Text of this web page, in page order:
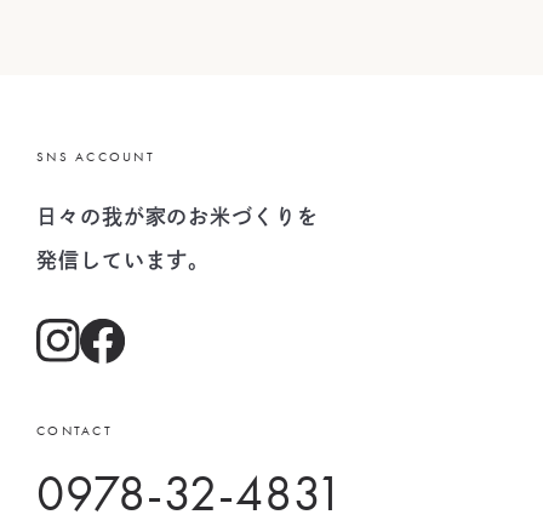
SNS ACCOUNT
日々の我が家のお米づくりを
発信しています。
CONTACT
0978-32-4831